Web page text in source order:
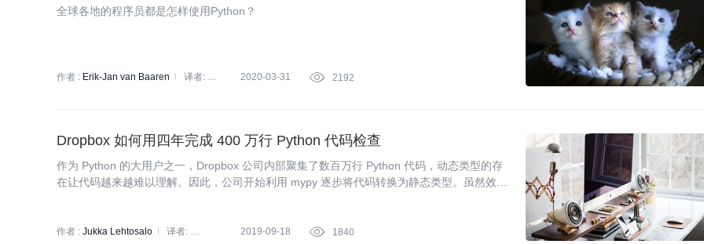
全球各地的程序员都是怎样使用Python？
作者 : Erik-Jan van Baaren
译者:
2020-03-31  2192
Dropbox 如何用四年完成 400 万行 Python 代码检查
作为 Python 的大用户之一，Dropbox 公司内部聚集了数百万行 Python 代码，动态类型的存
在让代码越来越难以理解。因此，公司开始利用 mypy 逐步将代码转换为静态类型。虽然效果
作者 : Jukka Lehtosalo
译者:
2019-09-18  1840